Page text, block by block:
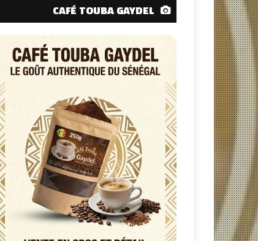
CAFÉ TOUBA GAYDEL